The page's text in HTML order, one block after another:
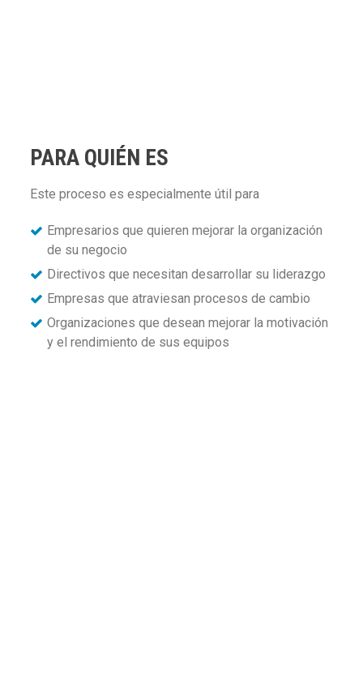
PARA QUIÉN ES
Este proceso es especialmente útil para
Empresarios que quieren mejorar la organización
de su negocio
Directivos que necesitan desarrollar su liderazgo
Empresas que atraviesan procesos de cambio
Organizaciones que desean mejorar la motivación
y el rendimiento de sus equipos